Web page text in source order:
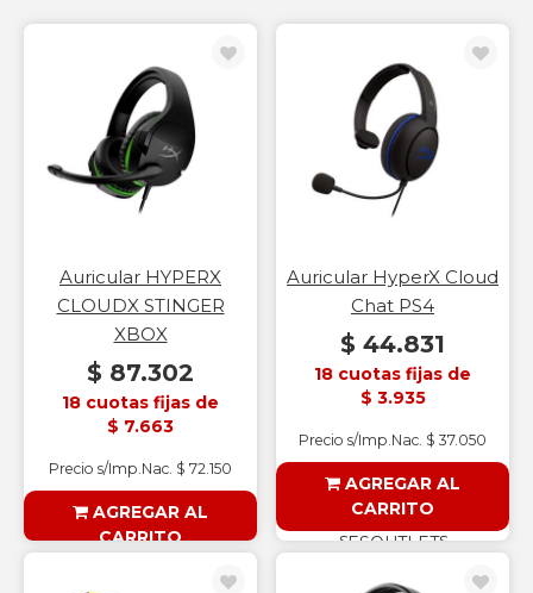
Auricular HYPERX
CLOUDX STINGER
XBOX
$ 87.302
18 cuotas fijas de
$ 7.663
Precio s/Imp.Nac. $ 72.150
AGREGAR AL
CARRITO
Auricular HyperX Cloud
Chat PS4
$ 44.831
18 cuotas fijas de
$ 3.935
Precio s/Imp.Nac. $ 37.050
AGREGAR AL
CARRITO
§ESOUTLET§